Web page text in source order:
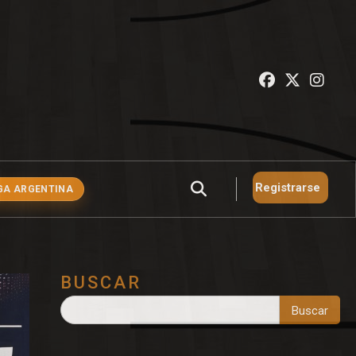
ARGENTINA Registrarse
BUSCAR
Buscar